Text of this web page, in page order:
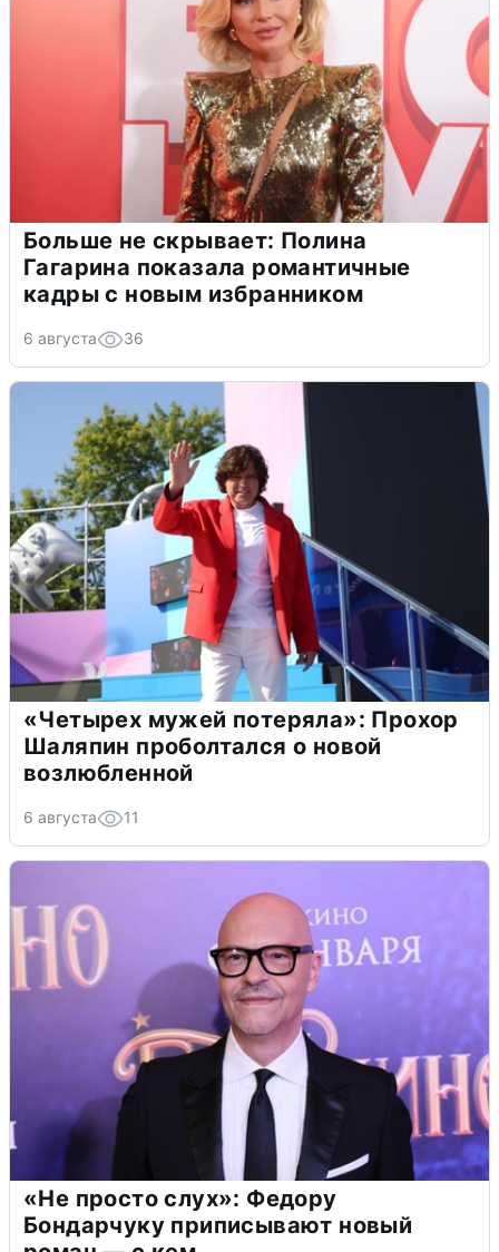
Больше не скрывает: Полина
Гагарина показала романтичные
кадры с новым избранником
6 августа 36
«Четырех мужей потеряла»: Прохор
Шаляпин проболтался о новой
возлюбленной
6 августа 11
«Не просто слух»: Федору
Бондарчуку приписывают новый